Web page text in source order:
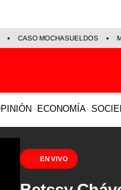
CASO MOCHASUELDOS
ECONOMÍA
EN VIVO